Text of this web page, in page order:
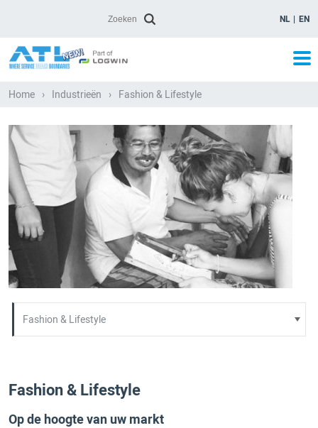
NL EN
Home › Industrieën › Fashion & Lifestyle
Fashion & Lifestyle
Op de hoogte van uw markt